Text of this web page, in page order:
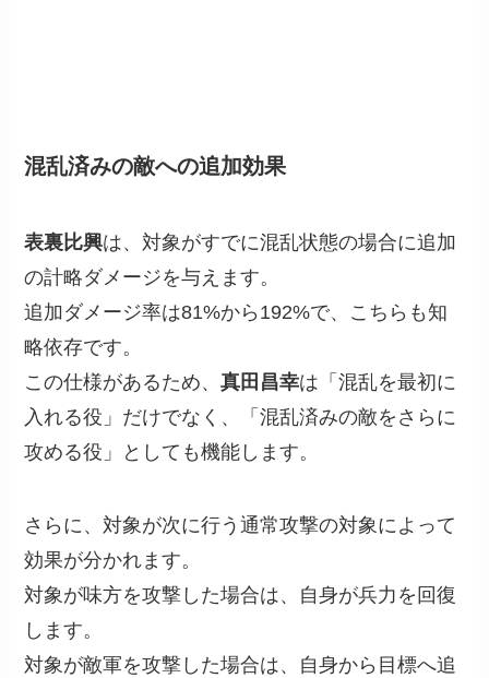
混乱済みの敵への追加効果
表裏比興は、対象がすでに混乱状態の場合に追加
の計略ダメージを与えます。
追加ダメージ率は81%から192%で、こちらも知
略依存です。
この仕様があるため、真田昌幸は「混乱を最初に
入れる役」だけでなく、「混乱済みの敵をさらに
攻める役」としても機能します。
さらに、対象が次に行う通常攻撃の対象によって
効果が分かれます。
対象が味方を攻撃した場合は、自身が兵力を回復
します。
対象が敵軍を攻撃した場合は、自身から目標へ追